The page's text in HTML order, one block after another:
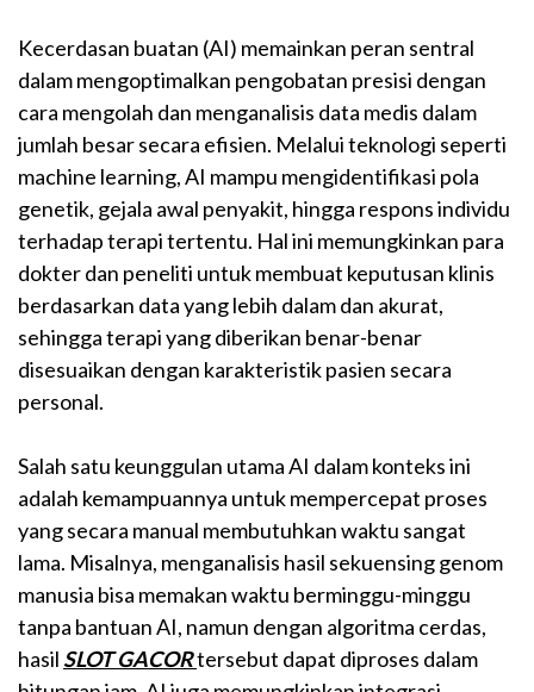
Kecerdasan buatan (AI) memainkan peran sentral
dalam mengoptimalkan pengobatan presisi dengan
cara mengolah dan menganalisis data medis dalam
jumlah besar secara efisien. Melalui teknologi seperti
machine learning, AI mampu mengidentifikasi pola
genetik, gejala awal penyakit, hingga respons individu
terhadap terapi tertentu. Hal ini memungkinkan para
dokter dan peneliti untuk membuat keputusan klinis
berdasarkan data yang lebih dalam dan akurat,
sehingga terapi yang diberikan benar-benar
disesuaikan dengan karakteristik pasien secara
personal.
Salah satu keunggulan utama AI dalam konteks ini
adalah kemampuannya untuk mempercepat proses
yang secara manual membutuhkan waktu sangat
lama. Misalnya, menganalisis hasil sekuensing genom
manusia bisa memakan waktu berminggu-minggu
tanpa bantuan AI, namun dengan algoritma cerdas,
hasil SLOT GACORtersebut dapat diproses dalam